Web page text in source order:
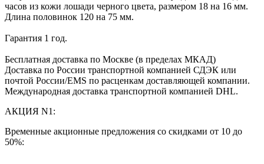
часов из кожи лошади черного цвета, размером 18 на 16 мм.
Длина половинок 120 на 75 мм.
Гарантия 1 год.
Бесплатная доставка по Москве (в пределах МКАД)
Доставка по России транспортной компанией СДЭК или
почтой России/EMS по расценкам доставляющей компании.
Международная доставка транспортной компанией DHL.
АКЦИЯ N1:
Временные акционные предложения со скидками от 10 до
50%: